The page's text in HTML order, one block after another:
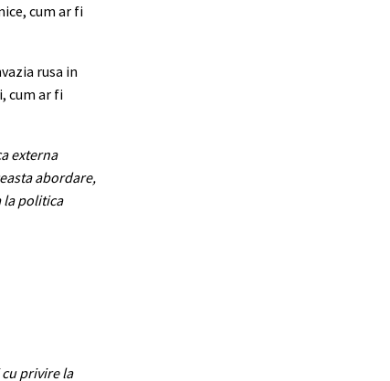
cum ar fi
rusa in
cum ar fi
externa
abordare,
la politica
privire la